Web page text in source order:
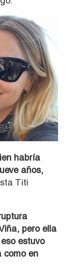
habría
años,
Titi
pero ella
estuvo
como en